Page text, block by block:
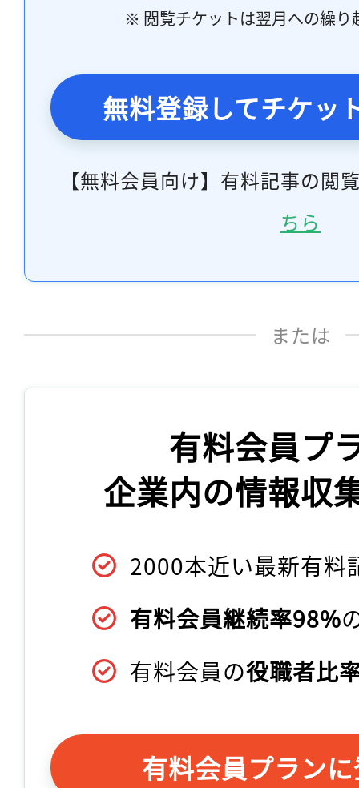
※ 閲覧チケットは翌月への繰り
無料登録してチケッ
【無料会員向け】有料記事の閲
ちら
または
有料会員プ
企業内の情報収
2000本近い最新有料
有料会員継続率98%
有料会員の役職者比
有料会員プラン